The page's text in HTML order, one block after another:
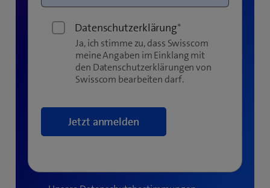
Datenschutzerklärung*
Ja, ich stimme zu, dass Swisscom
meine Angaben im Einklang mit
den Datenschutzerklärungen von
Swisscom bearbeiten darf.